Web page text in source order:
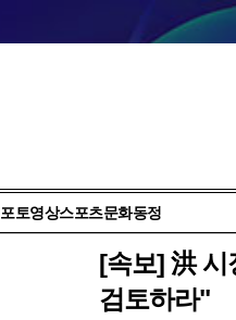
포토영상스포츠문화동정
[속보] 洪 시
검토하라"